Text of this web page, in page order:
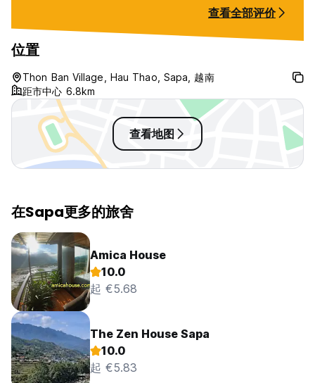
查看全部评价
位置
Thon Ban Village, Hau Thao, Sapa, 越南
距市中心 6.8km
查看地图
在Sapa更多的旅舍
Amica House
10.0
起 €5.68
The Zen House Sapa
10.0
起 €5.83